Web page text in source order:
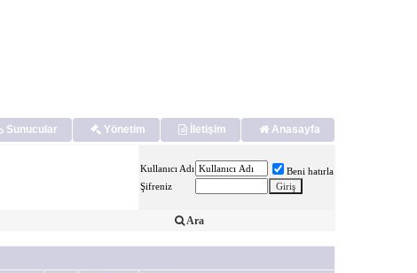
Anasayfa
İletişim
Yönetim
Sunucular
Kullanıcı Adı
Beni hatırla
Şifreniz
Ara